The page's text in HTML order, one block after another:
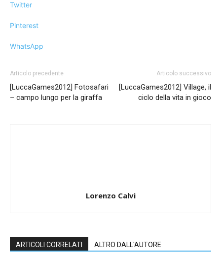
Twitter
Pinterest
WhatsApp
Articolo precedente
[LuccaGames2012] Fotosafari
– campo lungo per la giraffa
Articolo successivo
[LuccaGames2012] Village, il
ciclo della vita in gioco
Lorenzo Calvi
ARTICOLI CORRELATI ALTRO DALL'AUTORE